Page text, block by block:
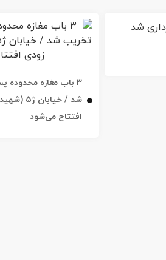
۳ باب مغازه
شد /
افتتاح می‌شود